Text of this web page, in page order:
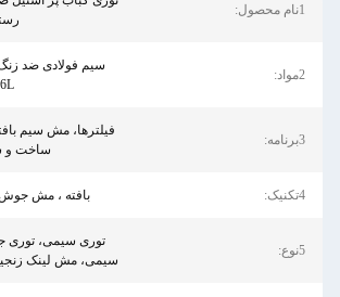
1نام محصول:
2مواد:
3برنامه:
فیلترها، مش سیم
ساخت و
4تکنیک: بافته ، مش
5نوع:
توری سیمی، توری
سیمی، مش لینک